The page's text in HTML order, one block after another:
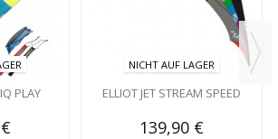
PLAY
NICHT AUF LAGER
ELLIOT JET STREAM SPEED
139,90 €